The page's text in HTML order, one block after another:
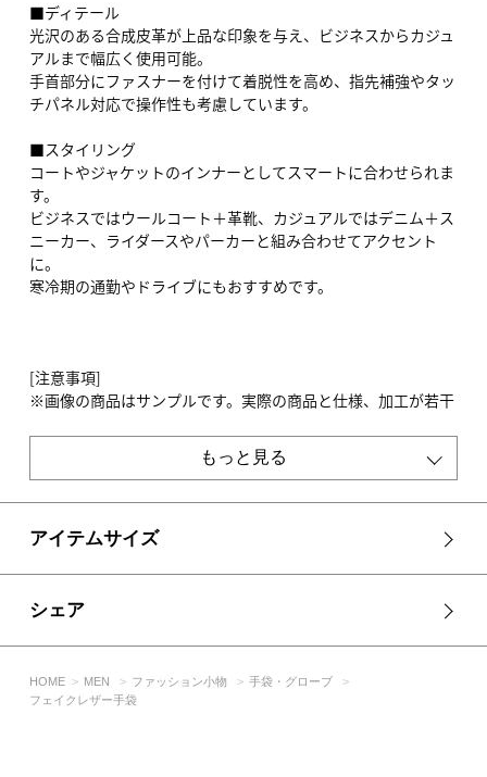
■ディテール
光沢のある合成皮革が上品な印象を与え、ビジネスからカジュ
アルまで幅広く使用可能。
手首部分にファスナーを付けて着脱性を高め、指先補強やタッ
チパネル対応で操作性も考慮しています。
■スタイリング
コートやジャケットのインナーとしてスマートに合わせられま
す。
ビジネスではウールコート＋革靴、カジュアルではデニム＋ス
ニーカー、ライダースやパーカーと組み合わせてアクセント
に。
寒冷期の通勤やドライブにもおすすめです。
[注意事項]
※画像の商品はサンプルです。実際の商品と仕様、加工が若干
※画像の商品は光の照射や角度、お使いのモニター環境によ
り、実物と色味が異なる場合がございます。
もっと見る
アイテムサイズ
シェア
HOME MEN ファッション小物
手袋・グローブ
フェイクレザー手袋